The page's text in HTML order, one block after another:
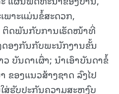
ພາະແມ່ນຂໍ້ສະດວກ,
ຕິດພັນກັບການເຮັດໜ້າທີ່
ດອງກັນກັບພະນັກງານຂັ້ນ
ບັນດາເຜົ່າ; ນຳເອົາບັນດາຂໍ້
ຂອງແນວສ້າງຊາດ ລົງໄປ
ສ່ຮັບປະກັນຄວາມສະຫງົບ